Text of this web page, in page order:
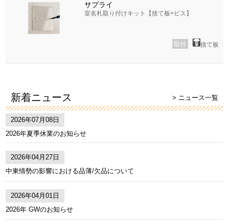
サプライ
室名札取り付けキット【捨て板+ビス】
取付 捨て板
新着ニュース > ニュース一覧
2026年07月08日
2026年夏季休業のお知らせ
2026年04月27日
中東情勢の影響における品薄/欠品について
2026年04月01日
2026年 GWのお知らせ